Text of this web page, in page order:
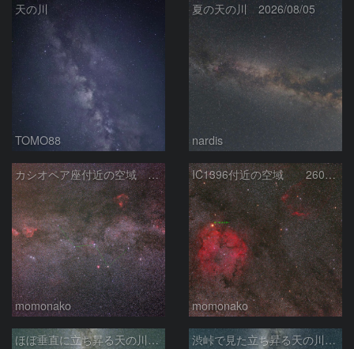
天の川
TOMO88
夏の天の川 2026/08/05
nardis
カシオペア座付近の空域 260720
momonako
IC1396付近の空域 260720
momonako
ほぼ垂直に立ち昇る天の川銀河 渋峠で見た立ち昇る天の川銀河